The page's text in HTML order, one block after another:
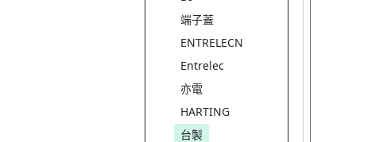
端子蓋
ENTRELECN
Entrelec
亦電
HARTING
台製